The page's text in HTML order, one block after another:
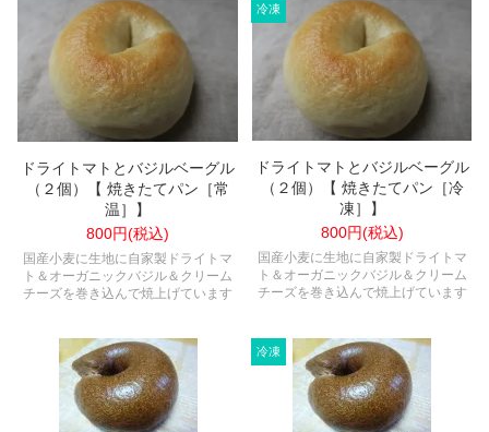
ドライトマトとバジルベーグル
（２個）【 焼きたてパン［常
温］】
800円(税込)
国産小麦に生地に自家製ドライトマ
ト＆オーガニックバジル＆クリーム
チーズを巻き込んで焼上げています
ドライトマトとバジルベーグル
（２個）【 焼きたてパン［冷
凍］】
800円(税込)
国産小麦に生地に自家製ドライトマ
ト＆オーガニックバジル＆クリーム
チーズを巻き込んで焼上げています